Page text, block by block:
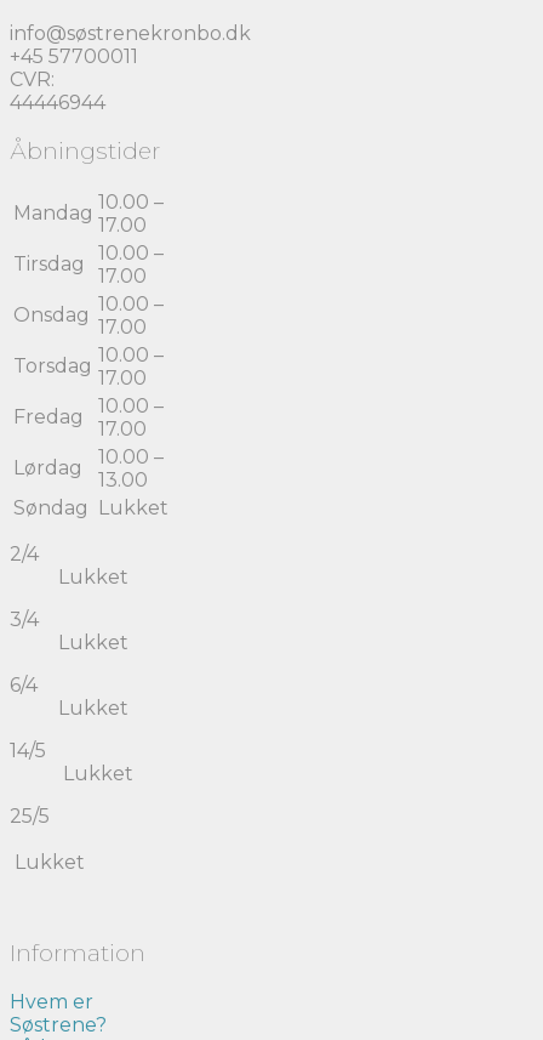
info@søstrenekronbo.dk
+45 57700011
CVR:
44446944
Åbningstider
Mandag 10.00 –
17.00
Tirsdag
10.00 –
17.00
Onsdag 10.00 –
17.00
Torsdag 10.00 –
17.00
Fredag
10.00 –
17.00
Lørdag
10.00 –
13.00
Søndag
Lukket
2/4
Lukket
3/4
Lukket
6/4
Lukket
14/5
Lukket
25/5
Lukket
Information
Hvem er
Søstrene?